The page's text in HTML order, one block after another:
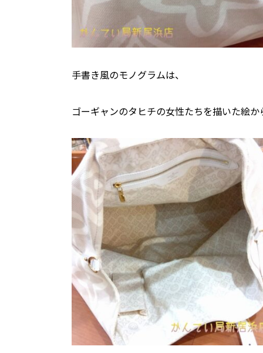
手書き風のモノグラムは、
ゴーギャンのタヒチの女性たちを描いた絵